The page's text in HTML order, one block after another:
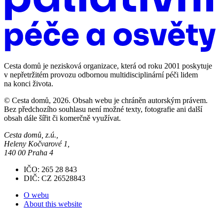
Cesta domů je nezisková organizace, která od roku 2001 poskytuje
v nepřetržitém provozu odbornou multidisciplinární péči lidem
na konci života.
© Cesta domů, 2026. Obsah webu je chráněn autorským právem.
Bez předchozího souhlasu není možné texty, fotografie ani další
obsah dále šířit či komerčně využívat.
Cesta domů, z.ú.,
Heleny Kočvarové 1,
140 00 Praha 4
IČO: 265 28 843
DIČ: CZ 26528843
O webu
About this website